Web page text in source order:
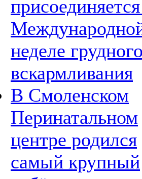
неделе
вскармливания
В Смоленском
Перинатальном
центре родился
самый крупный